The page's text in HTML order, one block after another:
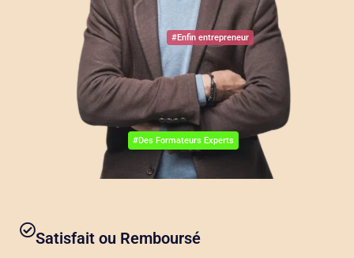
#Des Formateurs Experts
#Enfin entrepreneur
Satisfait ou Remboursé